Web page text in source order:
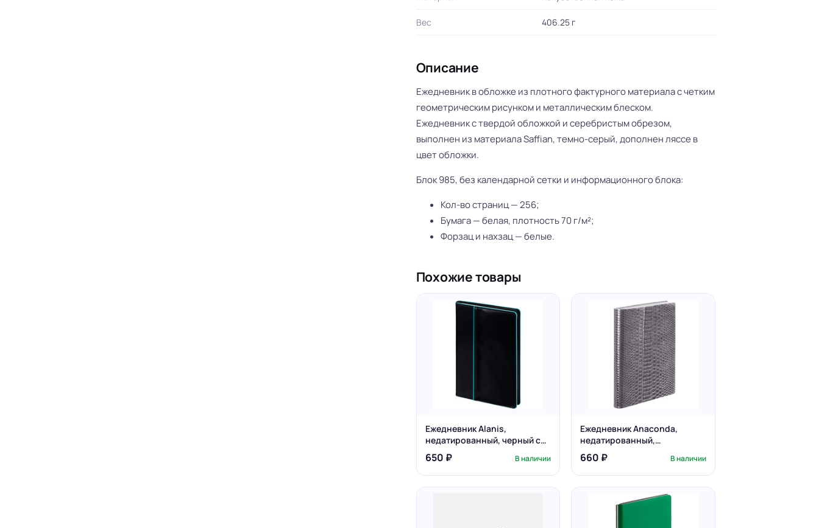
Вес 406.25 г
Описание
Ежедневник в обложке из плотного фактурного материала c четким
геометрическим рисунком и металлическим блеском.
Ежедневник с твердой обложкой и серебристым обрезом,
выполнен из материала Saffian, темно-серый, дополнен ляссе в
цвет обложки.
Блок 985, без календарной сетки и информационного блока:
Кол-во страниц — 256;
Бумага — белая, плотность 70 г/м²;
Форзац и нахзац — белые.
Похожие товары
Ежедневник Alanis,
недатированный, черный с
голубым
650 ₽ В наличии
Ежедневник Anaconda,
недатированный,
серебристый
660 ₽ В наличии